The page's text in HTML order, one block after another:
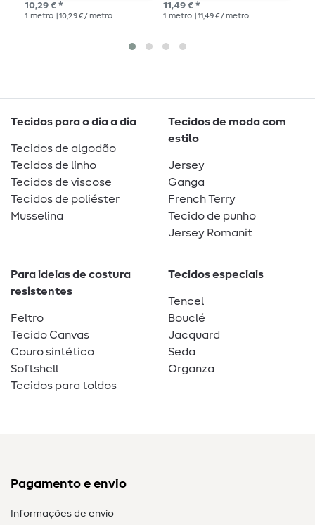
10,29 € *
1 metro | 10,29 € / metro
11,49 € *
1 metro | 11,49 € / metro
Tecidos para o dia a dia
Tecidos de algodão
Tecidos de linho
Tecidos de viscose
Tecidos de poliéster
Musselina
Tecidos de moda com
estilo
Jersey
Ganga
French Terry
Tecido de punho
Jersey Romanit
Para ideias de costura
resistentes
Feltro
Tecido Canvas
Couro sintético
Softshell
Tecidos para toldos
Tecidos especiais
Tencel
Bouclé
Jacquard
Seda
Organza
Pagamento e envio
Informações de envio